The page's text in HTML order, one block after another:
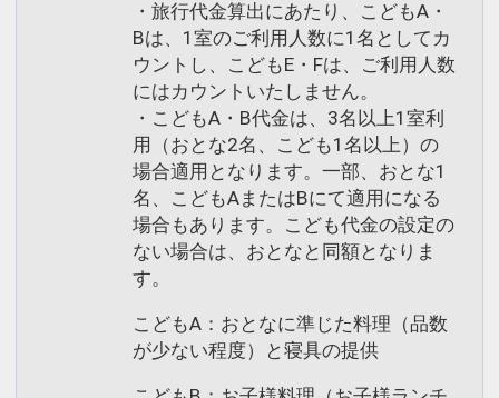
・旅行代金算出にあたり、こどもA・
Bは、1室のご利用人数に1名としてカ
ウントし、こどもE・Fは、ご利用人数
にはカウントいたしません。
・こどもA・B代金は、3名以上1室利
用（おとな2名、こども1名以上）の
場合適用となります。一部、おとな1
名、こどもAまたはBにて適用になる
場合もあります。こども代金の設定の
ない場合は、おとなと同額となりま
す。
こどもA：おとなに準じた料理（品数
が少ない程度）と寝具の提供